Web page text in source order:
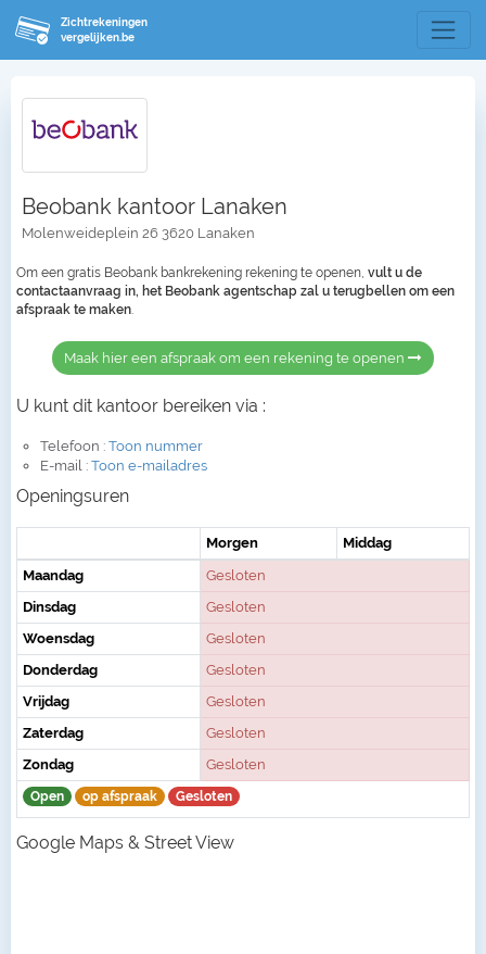
Zichtrekeningen
vergelijken.be
Beobank kantoor Lanaken
Molenweideplein 26 3620 Lanaken
Om een gratis Beobank bankrekening rekening te openen, vult u de
contactaanvraag in, het Beobank agentschap zal u terugbellen om een
afspraak te maken
Maak hier een afspraak om een rekening te openen
U kunt dit kantoor bereiken via :
Telefoon : Toon nummer
E-mail : Toon e-mailadres
Openingsuren
Morgen
Middag
Maandag
Gesloten
Dinsdag
Gesloten
Woensdag
Gesloten
Donderdag
Gesloten
Vrijdag
Gesloten
Zaterdag
Gesloten
Zondag
Gesloten
Open op afspraak Gesloten
Google Maps & Street View